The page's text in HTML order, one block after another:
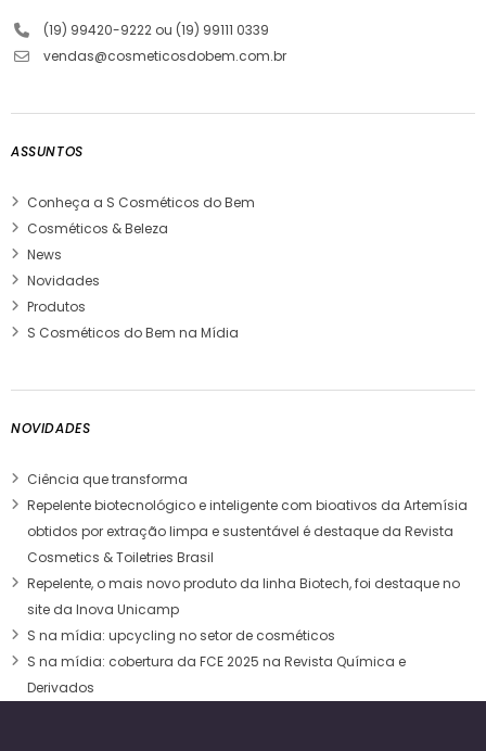
(19) 99420-9222 ou (19) 99111 0339
vendas@cosmeticosdobem.com.br
ASSUNTOS
Conheça a S Cosméticos do Bem
Cosméticos & Beleza
News
Novidades
Produtos
S Cosméticos do Bem na Mídia
NOVIDADES
Ciência que transforma
Repelente biotecnológico e inteligente com bioativos da Artemísia
obtidos por extração limpa e sustentável é destaque da Revista
Cosmetics & Toiletries Brasil
Repelente, o mais novo produto da linha Biotech, foi destaque no
site da Inova Unicamp
S na mídia: upcycling no setor de cosméticos
S na mídia: cobertura da FCE 2025 na Revista Química e
Derivados